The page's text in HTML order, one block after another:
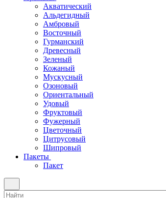
Акватический
Альдегидный
Амбровый
Восточный
Гурманский
Древесный
Зеленый
Кожаный
Мускусный
Озоновый
Ориентальный
Удовый
Фруктовый
Фужерный
Цветочный
Цитрусовый
Шипровый
Пакеты
Пакет